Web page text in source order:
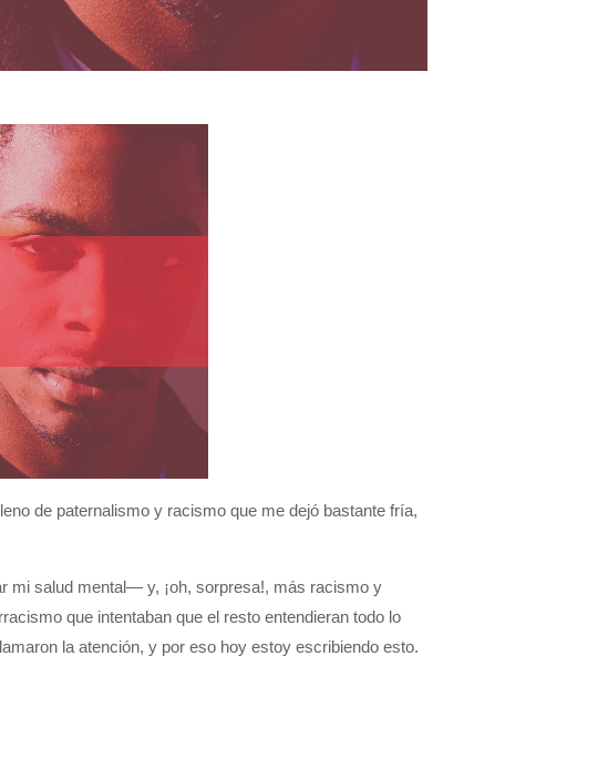
de paternalismo y racismo que me dejó bastante fría,
mi salud mental— y, ¡oh, sorpresa!, más racismo y
que intentaban que el resto entendieran todo lo
la atención, y por eso hoy estoy escribiendo esto.